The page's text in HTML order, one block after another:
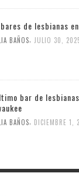
de lesbianas
BAÑOS, JULIO 30,
bar de
BAÑOS, DICIEMBRE 1,